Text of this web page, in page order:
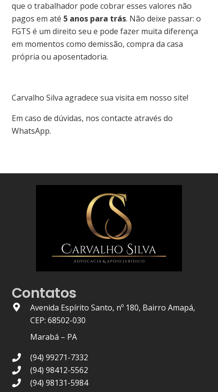
que o trabalhador pode cobrar esses valores não
pagos em até 5 anos para trás. Não deixe passar: o
FGTS é um direito seu e pode fazer muita diferença
em momentos como demissão, compra da casa
própria ou aposentadoria.
Carvalho Silva agradece sua visita em nosso site!
Em caso de dúvidas, nos contacte através do
WhatsApp.
Contatos
Avenida Espírito Santo, nº 180, Bairro Amapá,
CEP: 68502-030
Marabá – PA
(94) 99271-7332
(94) 98412-5562
(94) 98131-5984